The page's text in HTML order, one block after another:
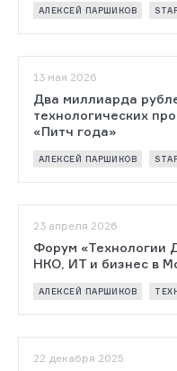
АЛЕКСЕЙ ПАРШИКОВ
13 мая 2026
Два миллиарда
технологических
«Питч года»
АЛЕКСЕЙ ПАРШИКОВ
23 апреля 2026
Форум «Технологии
НКО, ИТ и бизнес в
АЛЕКСЕЙ ПАРШИКОВ
22 декабря 2025